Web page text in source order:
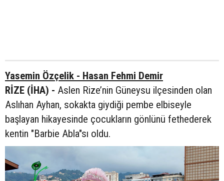
Yasemin Özçelik - Hasan Fehmi Demir
RİZE (İHA) - Aslen Rize’nin Güneysu ilçesinden olan
Aslıhan Ayhan, sokakta giydiği pembe elbiseyle
başlayan hikayesinde çocukların gönlünü fethederek
kentin "Barbie Abla"sı oldu.